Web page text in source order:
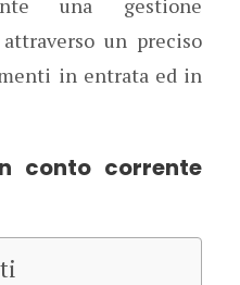
una gestione
un preciso
in entrata ed in
conto corrente